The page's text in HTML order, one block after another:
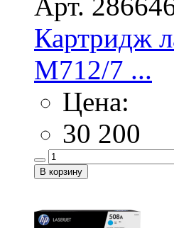
Картридж
M712/7 ...
Цена:
30 200